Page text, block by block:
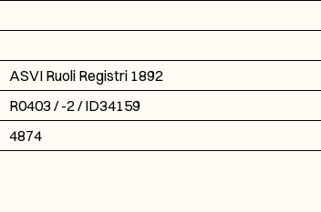
ASVI Ruoli Registri 1892
R0403 / -2 / ID34159
4874